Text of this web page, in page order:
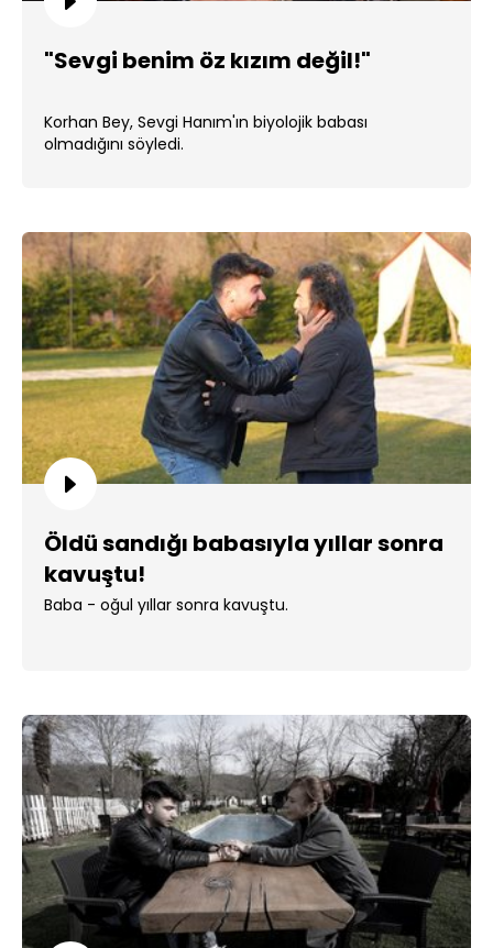
"Sevgi benim öz kızım değil!"
Korhan Bey, Sevgi Hanım'ın biyolojik babası
olmadığını söyledi.
Öldü sandığı babasıyla yıllar sonra
kavuştu!
Baba - oğul yıllar sonra kavuştu.